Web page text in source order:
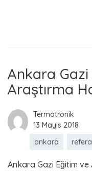
k
a
r
Ankara
Araştırma
Termotronik
13 Mayıs 2018
ankara
Ankara Gazi Eğitim ve